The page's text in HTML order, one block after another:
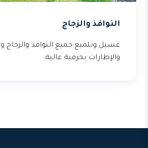
النوافذ والزجاج
غسيل وتلميع جميع النوافذ والزجاج
والإطارات بحرفية عالية.